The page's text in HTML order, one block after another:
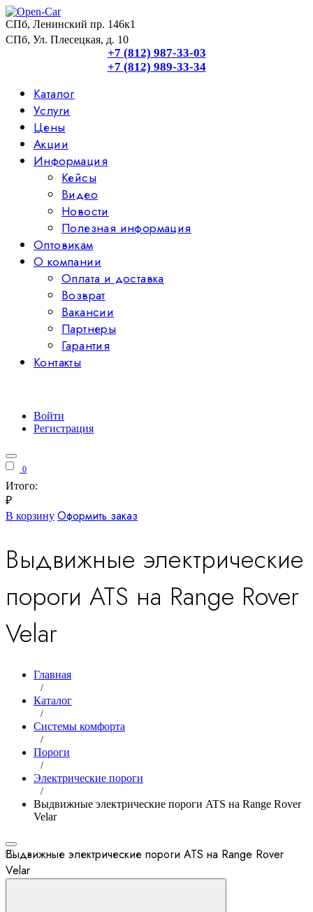
СПб, Ленинский пр. 146к1
СПб, Ул. Плесецкая, д. 10
+7 (812) 987-33-03
+7 (812) 989-33-34
Каталог
Услуги
Цены
Акции
Информация
Кейсы
Видео
Новости
Полезная информация
Оптовикам
О компании
Оплата и доставка
Возврат
Вакансии
Партнеры
Гарантия
Контакты
Войти
Регистрация
0
Итого:
₽
В корзину Оформить заказ
Выдвижные электрические
пороги ATS на Range Rover
Velar
Главная
/
Каталог
/
Системы комфорта
/
Пороги
/
Электрические пороги
/
Выдвижные электрические пороги ATS на Range Rover
Velar
Выдвижные электрические пороги ATS на Range Rover
Velar